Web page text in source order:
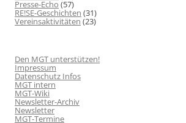
Presse-Echo (57)
RE!SE-Geschichten (31)
Vereinsaktivitäten (23)
Den MGT unterstützen!
Impressum
Datenschutz Infos
MGT intern
MGT-Wiki
Newsletter-Archiv
Newsletter
MGT-Termine